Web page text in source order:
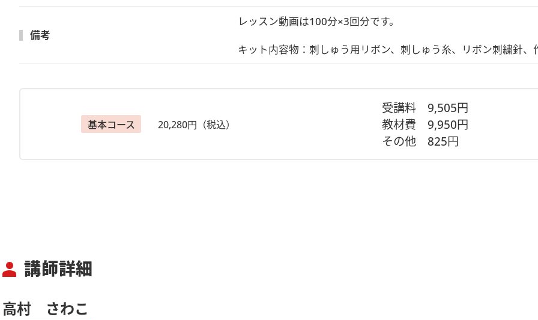
これらのステッチをしっかり習得すれば、花や葉などのモチーフを立体的かつ繊細に表現できるようになり、作品全体
＊＊＊＊＊＊＊＊＊＊＊＊
【お申込み受付締切】
【届けするもの】
・オリジナルキット、テキスト、ご案内用紙（アーカイブ視聴方法など）
※上記以降の場合はご入金後7日～10日程度で発送いたします
備考
レッスン動画は100分×3回分です。
キット内容物：刺しゅう用リボン、刺しゅう糸、リボン刺繍針
基本コース 20,280円（税込）
受講料 9,505円
教材費 9,950円
その他 825円
person 講師詳細
高村 さわこ